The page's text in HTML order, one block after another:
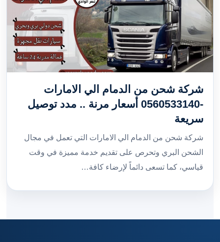
شركة شحن من الدمام الي الامارات
-0560533140 أسعار مرنة .. مدد توصيل
سريعة
شركة شحن من الدمام الي الامارات التي تعمل في مجال
الشحن البري وتحرص على تقديم خدمة مميزة في وقت
قياسي، كما تسعى دائماً لإرضاء كافة…